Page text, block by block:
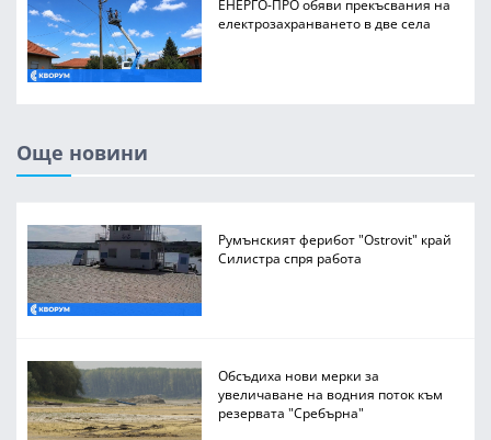
ЕНЕРГО-ПРО обяви прекъсвания на
електрозахранването в две села
Още новини
Румънският ферибот "Ostrovit" край
Силистра спря работа
Обсъдиха нови мерки за
увеличаване на водния поток към
резервата "Сребърна"